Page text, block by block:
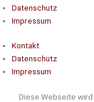
Datenschutz
Impressum
Kontakt
Datenschutz
Impressum
Diese Webseite